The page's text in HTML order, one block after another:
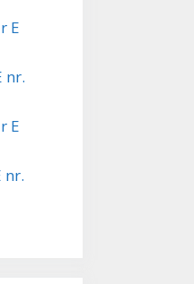
E
nr.
E
nr.